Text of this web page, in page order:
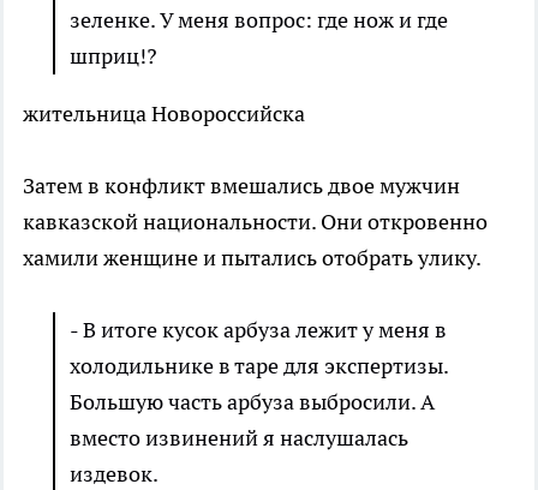
зеленке. У меня вопрос: где нож и где
шприц!?
жительница Новороссийска
Затем в конфликт вмешались двое мужчин
кавказской национальности. Они откровенно
хамили женщине и пытались отобрать улику.
- В итоге кусок арбуза лежит у меня в
холодильнике в таре для экспертизы.
Большую часть арбуза выбросили. А
вместо извинений я наслушалась
издевок.